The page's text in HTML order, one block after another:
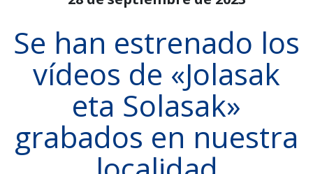
Se han estrenado los
vídeos de «Jolasak
eta Solasak»
grabados en nuestra